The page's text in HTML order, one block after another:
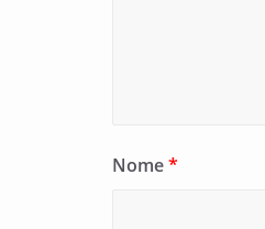
Nome*